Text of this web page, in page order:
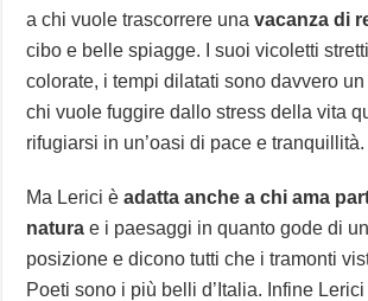
a chi vuole trascorrere unavacanza di
cibo e belle spiagge. I suoi vicoletti
colorate, i tempi dilatati sono davvero
chi vuole fuggire dallo stress della vita
rifugiarsi in un’oasi di pace e tranquillità.
Ma Lerici èadatta anche a chi ama
natura e i paesaggi in quanto gode di
posizione e dicono tutti che i tramonti
Poeti sono i più belli d’Italia. Infine